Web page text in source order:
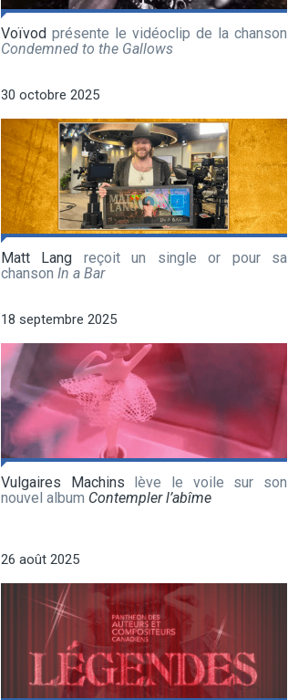
Voïvod présente le vidéoclip de la chanson
Condemned to the Gallows
30 octobre 2025
Matt Lang reçoit un single or pour sa
chanson In a Bar
18 septembre 2025
Vulgaires Machins lève le voile sur son
nouvel album Contempler l’abîme
26 août 2025